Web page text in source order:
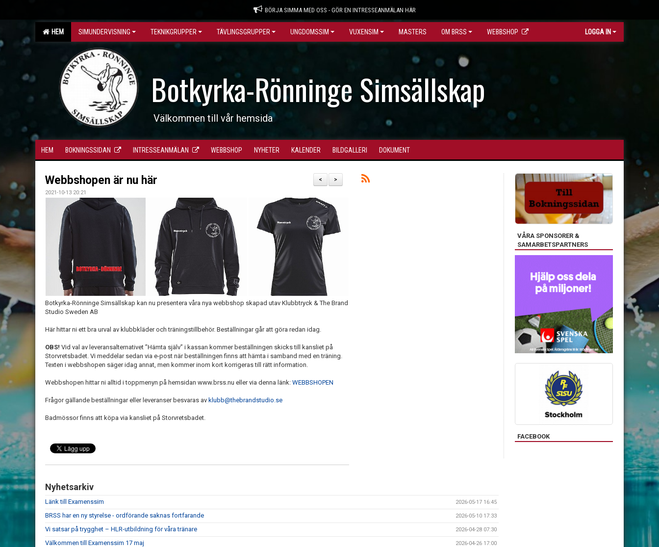
BÖRJA SIMMA MED OSS - GÖR EN INTRESSEANMÄLAN HÄR
HEM SIMUNDERVISNING TEKNIKGRUPPER TÄVLINGSGRUPPER UNGDOMSSIM VUXENSIM MASTERS OM BRSS WEBBSHOP LOGGA IN
Botkyrka-Rönninge Simsällskap
Välkommen till vår hemsida
HEM BOKNINGSSIDAN INTRESSEANMÄLAN WEBBSHOP NYHETER KALENDER BILDGALLERI DOKUMENT
>
<
Webbshopen är nu här
2021-10-13 20:21
Botkyrka-Rönninge Simsällskap kan nu presentera våra nya webbshop skapad utav Klubbtryck & The Brand
Studio Sweden AB
Här hittar ni ett bra urval av klubbkläder och träningstillbehör. Beställningar går att göra redan idag.
OBS! Vid val av leveransalternativet ”Hämta själv” i kassan kommer beställningen skicks till kansliet på
Storvretsbadet. Vi meddelar sedan via e-post när beställningen finns att hämta i samband med en träning.
Texten i webbshopen säger idag annat, men kommer inom kort korrigeras till rätt information.
Webbshopen hittar ni alltid i toppmenyn på hemsidan www.brss.nu eller via denna länk: WEBBSHOPEN
Frågor gällande beställningar eller leveranser besvaras av klubb@thebrandstudio.se
Badmössor finns att köpa via kansliet på Storvretsbadet.
Nyhetsarkiv
Länk till Examenssim 2026-05-17 16:45
BRSS har en ny styrelse - ordförande saknas fortfarande 2026-05-10 17:33
Vi satsar på trygghet – HLR-utbildning för våra tränare 2026-04-28 07:30
Välkommen till Examenssim 17 maj 2026-04-26 17:00
VÅRA SPONSORER &
SAMARBETSPARTNERS
FACEBOOK